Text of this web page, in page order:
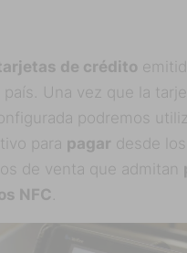
Unidos, con lo que
de crédito
país. Una vez que la
podremos
para pagar desde los
de venta que admitan
NFC .